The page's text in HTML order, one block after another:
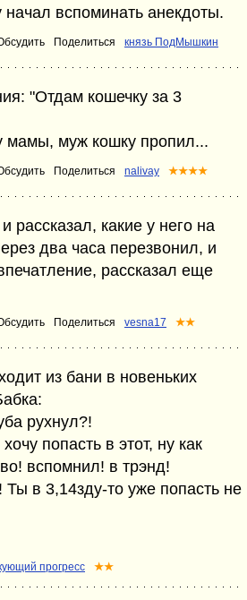
вспоминать анекдоты.
Поделиться князь ПодМышкин
"Отдам кошечку за 3
мамы, муж кошку пропил...
Поделиться nalivay ★★★★
рассказал, какие у него на
два часа перезвонил, и
рассказал еще
Поделиться vesna17 ★★
из бани в новеньких
рухнул?!
попасть в этот, ну как
вспомнил! в трэнд!
Ты в 3,14зду-то уже попасть не
прогресс ★★